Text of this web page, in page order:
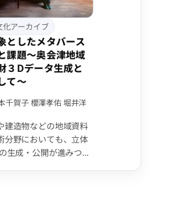
られた」とあるため、
はないかと考えられ
化アーカイブ
としたメタバース
課題〜奥会津地域
３Dデータ生成と
て〜
千賀子櫻澤孝佑堀井洋
建造物などの地域資料
分野においても、立体
生成・公開が進みつつ